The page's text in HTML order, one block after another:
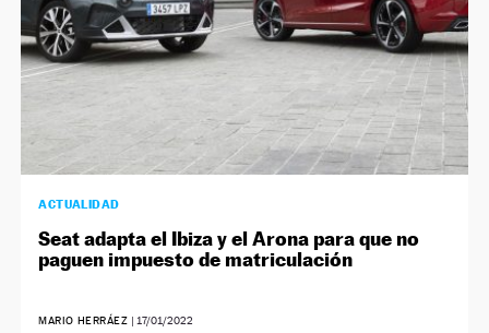
ACTUALIDAD
Seat adapta el Ibiza y el Arona para que no
paguen impuesto de matriculación
MARIO HERRÁEZ | 17/01/2022